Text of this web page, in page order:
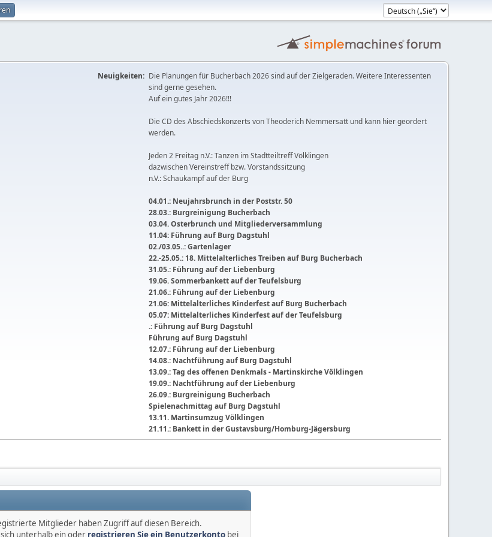
Neuigkeiten: Die Planungen für Bucherbach 2026 sind auf der Zielgeraden. Weitere Interessenten
sind gerne gesehen.
Auf ein gutes Jahr 2026!!!
Die CD des Abschiedskonzerts von Theoderich Nemmersatt und kann hier geordert
werden.
Jeden 2 Freitag n.V.: Tanzen im Stadtteiltreff Völklingen
dazwischen Vereinstreff bzw. Vorstandssitzung
n.V.: Schaukampf auf der Burg
04.01.: Neujahrsbrunch in der Poststr. 50
28.03.: Burgreinigung Bucherbach
03.04. Osterbrunch und Mitgliederversammlung
11.04: Führung auf Burg Dagstuhl
02./03.05..: Gartenlager
22.-25.05.: 18. Mittelalterliches Treiben auf Burg Bucherbach
31.05.: Führung auf der Liebenburg
19.06. Sommerbankett auf der Teufelsburg
21.06.: Führung auf der Liebenburg
21.06: Mittelalterliches Kinderfest auf Burg Bucherbach
05.07: Mittelalterliches Kinderfest auf der Teufelsburg
.: Führung auf Burg Dagstuhl
Führung auf Burg Dagstuhl
12.07.: Führung auf der Liebenburg
14.08.: Nachtführung auf Burg Dagstuhl
13.09.: Tag des offenen Denkmals - Martinskirche Völklingen
19.09.: Nachtführung auf der Liebenburg
26.09.: Burgreinigung Bucherbach
Spielenachmittag auf Burg Dagstuhl
13.11. Martinsumzug Völklingen
21.11.: Bankett in der Gustavsburg/Homburg-Jägersburg
Mitglieder haben Zugriff auf diesen Bereich.
unterhalb ein oder registrieren Sie ein Benutzerkontobei